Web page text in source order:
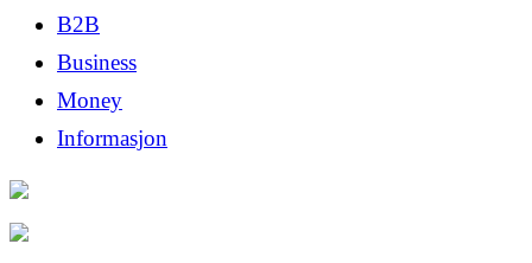
B2B
Business
Money
Informasjon